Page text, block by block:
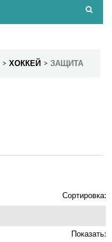
ХОККЕЙ ЗАЩИТА
Сортировка:
Показать: